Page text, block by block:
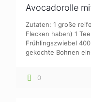
Avocadorolle
Zutaten: 1 große
Flecken haben) 1
Frühlingszwiebel
gekochte Bohnen
0